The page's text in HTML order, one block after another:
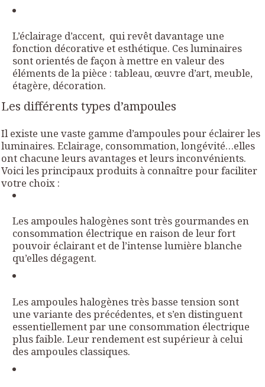
L’éclairage d’accent, qui revêt davantage une
fonction décorative et esthétique. Ces luminaires
sont orientés de façon à mettre en valeur des
éléments de la pièce : tableau, œuvre d’art, meuble,
étagère, décoration.
Les différents types d’ampoules
Il existe une vaste gamme d’ampoules pour éclairer les
luminaires. Eclairage, consommation, longévité…elles
ont chacune leurs avantages et leurs inconvénients.
Voici les principaux produits à connaître pour faciliter
votre choix :
Les ampoules halogènes sont très gourmandes en
consommation électrique en raison de leur fort
pouvoir éclairant et de l’intense lumière blanche
qu’elles dégagent.
Les ampoules halogènes très basse tension sont
une variante des précédentes, et s’en distinguent
essentiellement par une consommation électrique
plus faible. Leur rendement est supérieur à celui
des ampoules classiques.